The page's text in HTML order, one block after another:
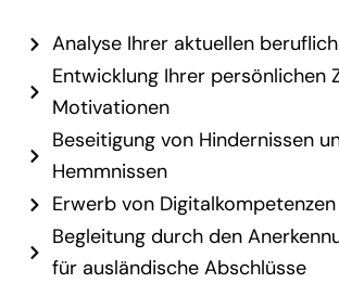
Analyse Ihrer aktuellen
Entwicklung Ihrer persönlichen
Motivationen
Beseitigung von Hindernissen
Hemmnissen
Erwerb von Digitalkompetenzen
Begleitung durch den
für ausländische Abschlüsse